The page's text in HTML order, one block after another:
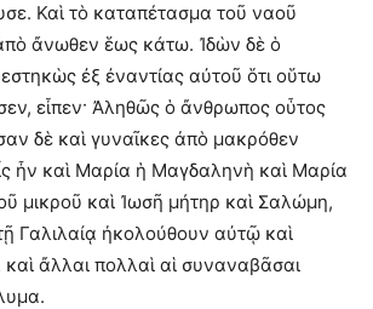
Καὶ τὸ καταπέτασμα τοῦ ναοῦ
ἄνωθεν ἕως κάτω. Ἰδὼν δὲ ὁ
ἐξ ἐναντίας αὐτοῦ ὅτι οὕτω
εἶπεν· Ἀληθῶς ὁ ἄνθρωπος οὗτος
δὲ καὶ γυναῖκες ἀπὸ μακρόθεν
ἦν καὶ Μαρία ἡ Μαγδαληνὴ καὶ Μαρία
μικροῦ καὶ Ἰωσῆ μήτηρ καὶ Σαλώμη,
Γαλιλαίᾳ ἠκολούθουν αὐτῷ καὶ
ἄλλαι πολλαὶ αἱ συναναβᾶσαι